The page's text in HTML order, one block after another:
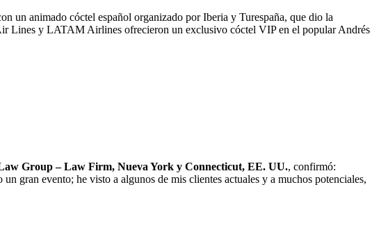
un animado cóctel español organizado por Iberia y Turespaña, que dio la
Lines y LATAM Airlines ofrecieron un exclusivo cóctel VIP en el popular Andrés
Group – Law Firm, Nueva York y Connecticut, EE. UU., confirmó:
gran evento; he visto a algunos de mis clientes actuales y a muchos potenciales,